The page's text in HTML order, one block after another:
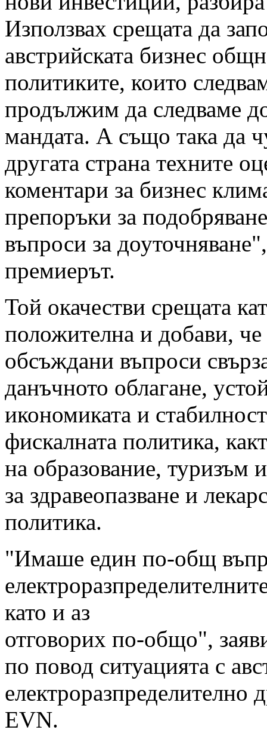
Използвах срещата да
австрийската бизнес
политиките, които
продължим да следваме
мандата. А също така да
другата страна техните
коментари за бизнес
препоръки за
въпроси за
премиерът.
Той окачестви срещата
положителна и добави,
обсъждани въпроси
данъчното облагане,
икономиката и
фискалната политика,
на образование, туризъм
за здравеопазване и
политика.
"Имаше един по-общ
като и аз
отговорих по-общо",
по повод ситуацията с
електроразпределително
EVN.